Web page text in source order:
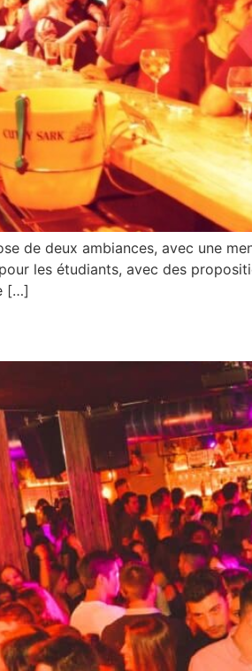
de deux ambiances, avec une
les étudiants, avec des
[…]